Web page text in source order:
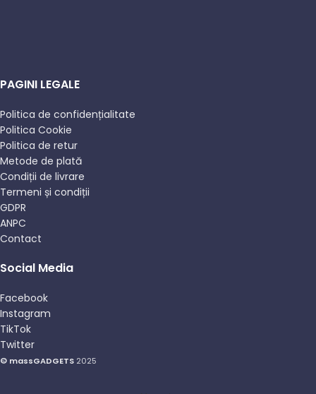
PAGINI LEGALE
Politica de confidențialitate
Politica Cookie
Politica de retur
Metode de plată
Condiții de livrare
Termeni și condiții
GDPR
ANPC
Contact
Social Media
Facebook
Instagram
TikTok
Twitter
© massGADGETS 2025